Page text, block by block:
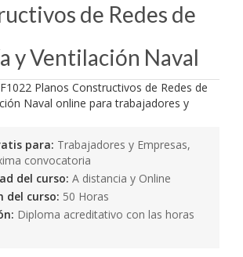
de Redes de
y Ventilación Naval
para: Trabajadores y Empresas,
convocatoria
del curso: A distancia y Online
del curso: 50 Horas
Diploma acreditativo con las horas